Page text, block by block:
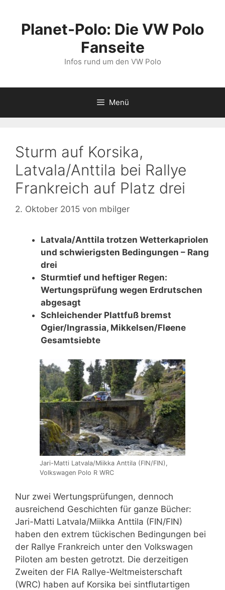
springenPlanet-Polo: Die VW Polo
Fanseite
Infos rund um den VW Polo
Menü
Sturm auf Korsika,
Latvala/Anttila bei Rallye
Frankreich auf Platz drei
2. Oktober 2015 von mbilger
Latvala/Anttila trotzen Wetterkapriolen
und schwierigsten Bedingungen – Rang
drei
Sturmtief und heftiger Regen:
Wertungsprüfung wegen Erdrutschen
abgesagt
Schleichender Plattfuß bremst
Ogier/Ingrassia, Mikkelsen/Fløene
Gesamtsiebte
Jari-Matti Latvala/Miikka Anttila (FIN/FIN),
Volkswagen Polo R WRC
Nur zwei Wertungsprüfungen, dennoch
ausreichend Geschichten für ganze Bücher:
Jari-Matti Latvala/Miikka Anttila (FIN/FIN)
haben den extrem tückischen Bedingungen bei
der Rallye Frankreich unter den Volkswagen
Piloten am besten getrotzt. Die derzeitigen
Zweiten der FIA Rallye-Weltmeisterschaft
(WRC) haben auf Korsika bei sintflutartigen